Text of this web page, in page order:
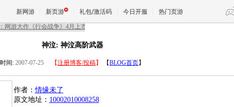
新网游 新页游 礼包/激活码 今日开服 热门页游
神泣: 神泣高阶武器
时间: 2007-07-25 【注册博客/投稿】 【BLOG首页】
作者：情缘未了
原文地址： 10002010008258